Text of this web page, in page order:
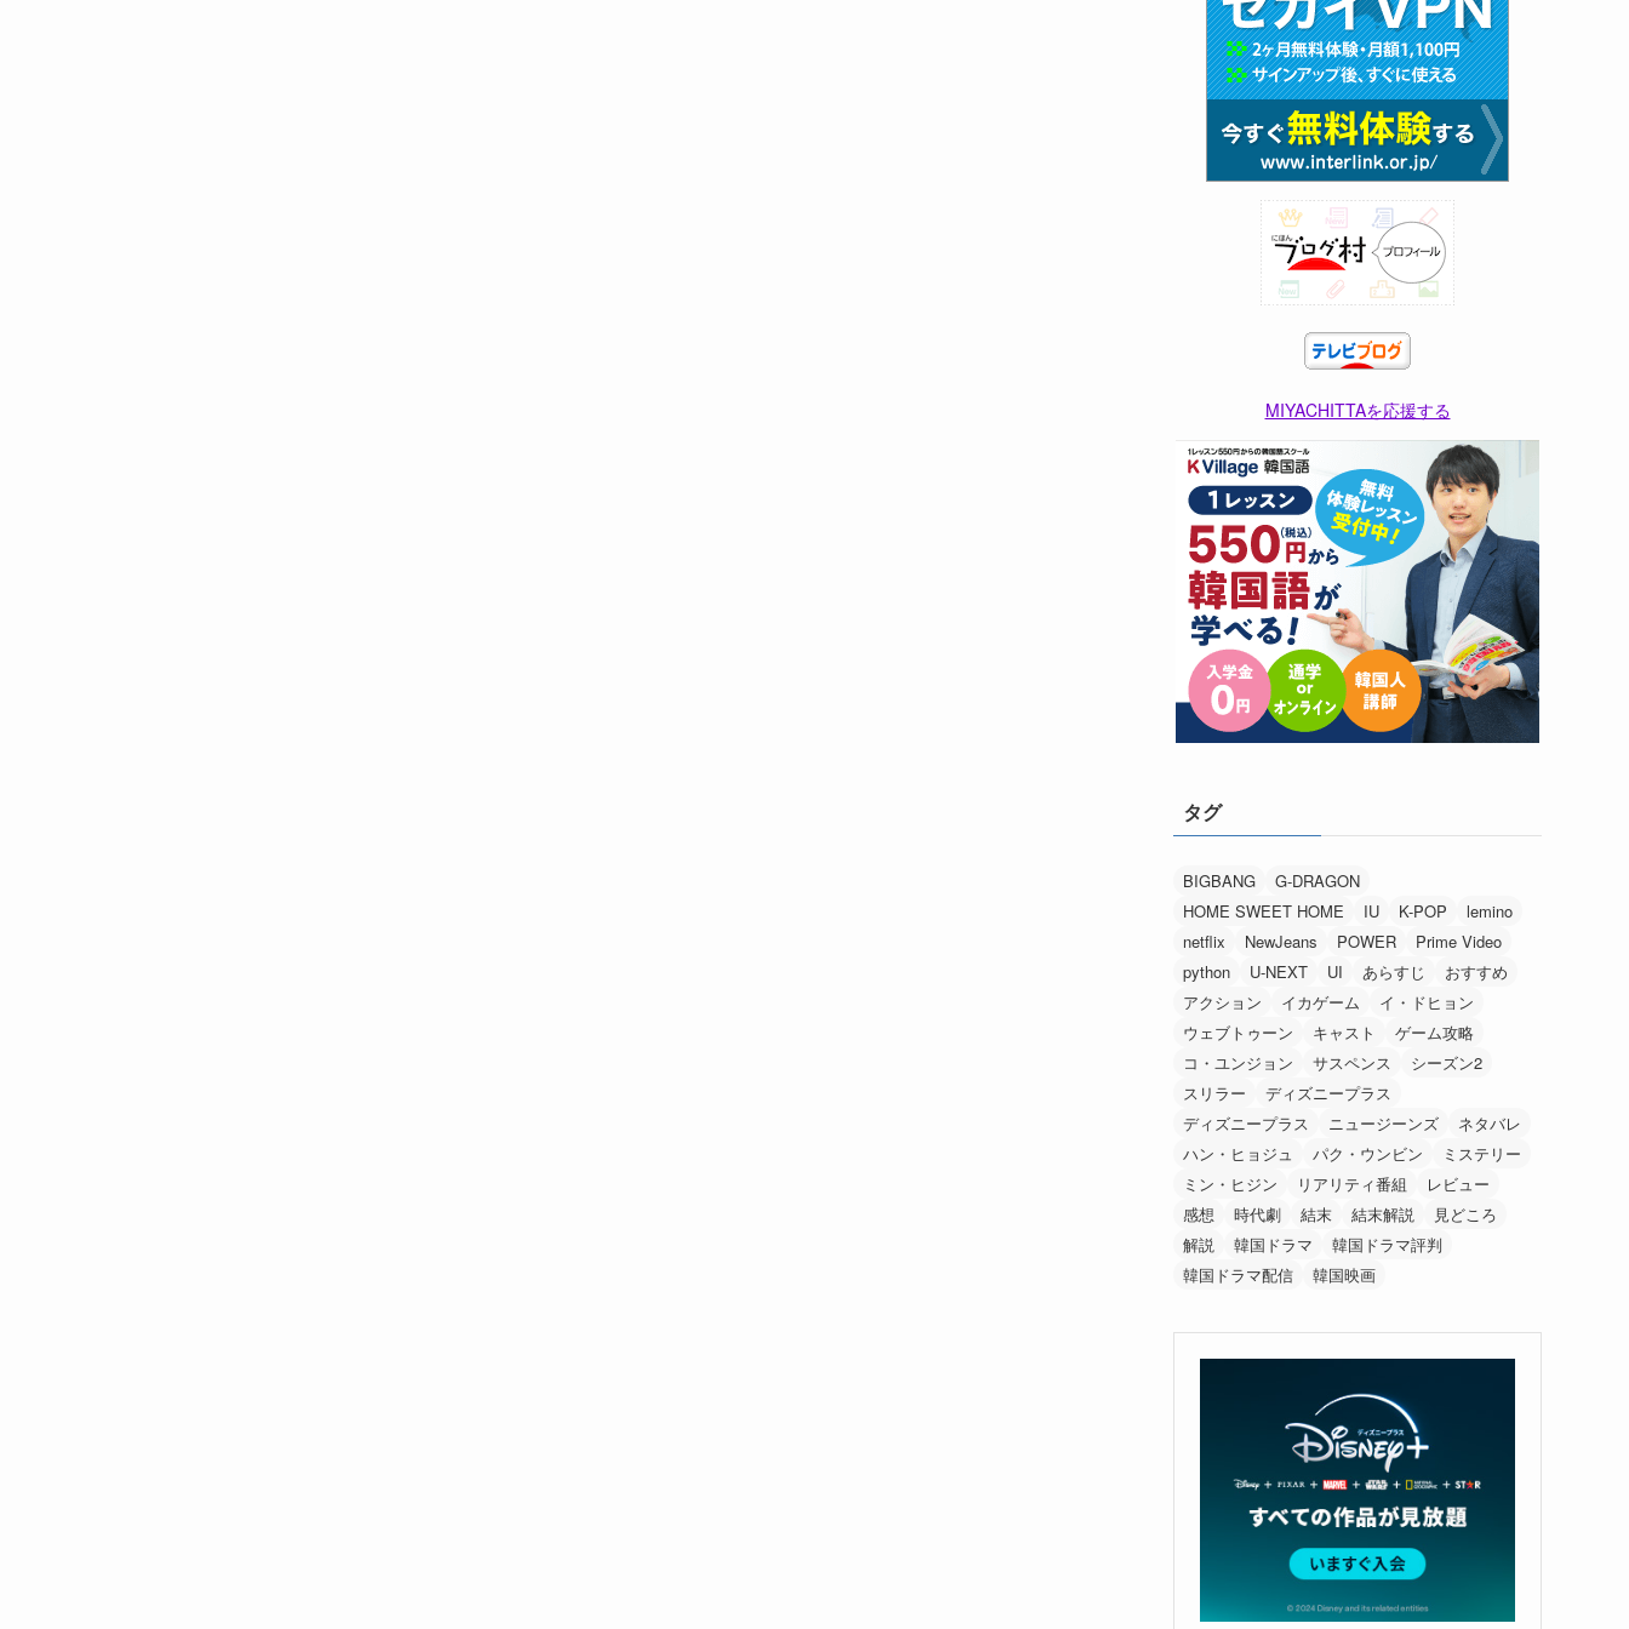
MIYACHITTAを応援する
タグ
BIGBANG
G-DRAGON
HOME SWEET HOME
IU K-POP
lemino
netflix
NewJeans POWER
Prime Video
python
U-NEXT UI あらすじ
おすすめ
アクション
イカゲーム
イ・ドヒョン
ウェブトゥーン
キャスト
ゲーム攻略
コ・ユンジョン
サスペンス
シーズン2
スリラー
ディズニープラス
ディズニープラス
ニュージーンズ
ネタバレ
ハン・ヒョジュ
パク・ウンビン
ミステリー
ミン・ヒジン
リアリティ番組
レビュー
感想
時代劇 結末 結末解説
見どころ
解説
韓国ドラマ
韓国ドラマ評判
韓国ドラマ配信
韓国映画